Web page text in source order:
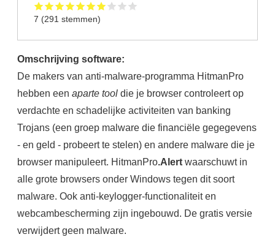
7 (291 stemmen)
Omschrijving software:
De makers van anti-malware-programma HitmanPro
hebben een aparte tooldie je browser controleert op
verdachte en schadelijke activiteiten van banking
Trojans (een groep malware die financiële gegegevens
- en geld - probeert te stelen) en andere malware die je
browser manipuleert. HitmanPro.Alert waarschuwt in
alle grote browsers onder Windows tegen dit soort
malware. Ook anti-keylogger-functionaliteit en
webcambescherming zijn ingebouwd. De gratis versie
verwijdert geen malware.